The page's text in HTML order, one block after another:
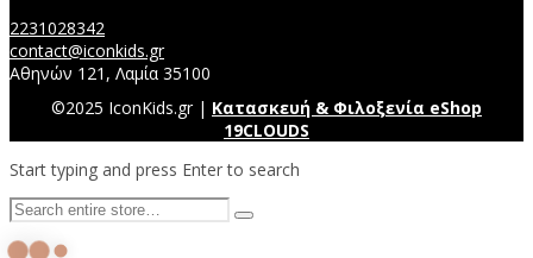
2231028342
contact@iconkids.gr
Αθηνών 121, Λαμία 35100
©2025 IconKids.gr | Κατασκευή & Φιλοξενία eShop
19CLOUDS
Start typing and press Enter to search